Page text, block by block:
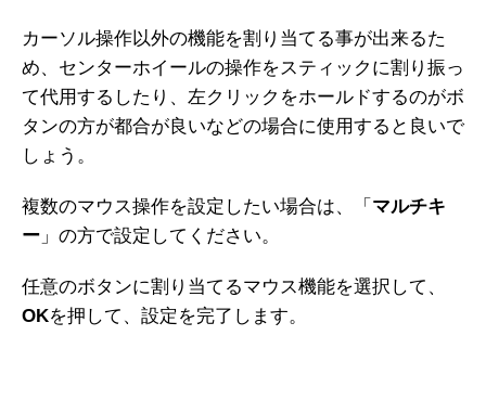
カーソル操作以外の機能を割り当てる事が出来るた
め、センターホイールの操作をスティックに割り振っ
て代用するしたり、左クリックをホールドするのがボ
タンの方が都合が良いなどの場合に使用すると良いで
しょう。
複数のマウス操作を設定したい場合は、「 マルチキ
ー 」の方で設定してください。
任意のボタンに割り当てるマウス機能を選択して、
OKを押して、設定を完了します。